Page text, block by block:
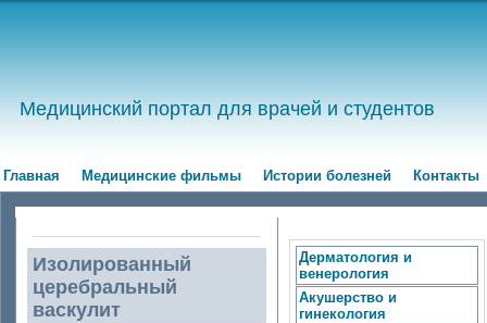
Медицинский портал для врачей и студентов
Главная Медицинские фильмы Истории болезней Контакты
Изолированный
церебральный
васкулит
Дерматология и
венерология
Акушерство и
гинекология